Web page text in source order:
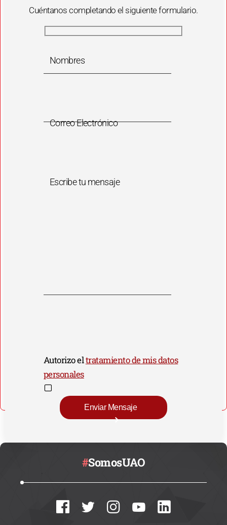
Cuéntanos completando el siguiente formulario.
Nombres
Correo Electrónico
Escribe tu mensaje
Autorizo eltratamiento de mis datos
personales
#SomosUAO